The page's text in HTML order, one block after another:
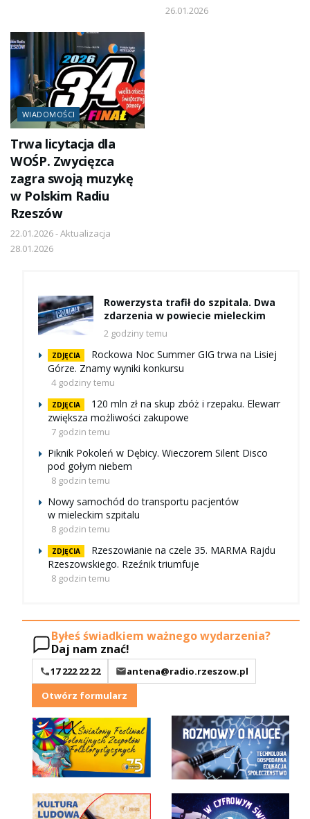
26.01.2026
WIADOMOŚCI
Trwa licytacja dla
WOŚP. Zwycięzca
zagra swoją muzykę
w Polskim Radiu
Rzeszów
22.01.2026 - Aktualizacja
28.01.2026
Rowerzysta trafił do szpitala. Dwa
zdarzenia w powiecie mieleckim
2 godziny temu
ZDJĘCIA
Rockowa Noc Summer GIG trwa na Lisiej
Górze. Znamy wyniki konkursu
4 godziny temu
ZDJĘCIA
120 mln zł na skup zbóż i rzepaku. Elewarr
zwiększa możliwości zakupowe
7 godzin temu
Piknik Pokoleń w Dębicy. Wieczorem Silent Disco
pod gołym niebem
8 godzin temu
Nowy samochód do transportu pacjentów
w mieleckim szpitalu
8 godzin temu
ZDJĘCIA
Rzeszowianie na czele 35. MARMA Rajdu
Rzeszowskiego. Rzeźnik triumfuje
8 godzin temu
Byłeś świadkiem ważnego wydarzenia?
Daj nam znać!
17 222 22 22
antena@radio.rzeszow.pl
Otwórz formularz